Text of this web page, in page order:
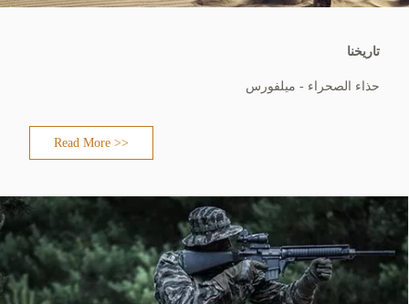
تاريخنا
حذاء الصحراء - ميلفورس
Read More >>